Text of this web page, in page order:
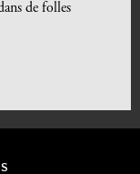
de folles